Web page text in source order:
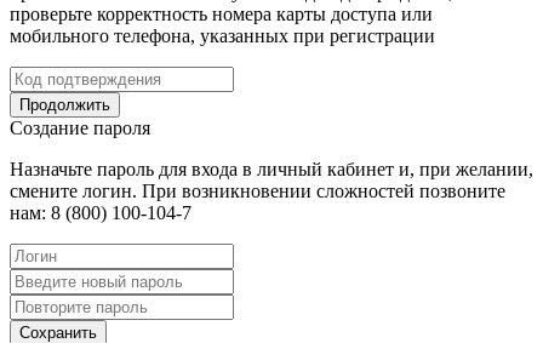
проверьте корректность номера карты доступа или
мобильного телефона, указанных при регистрации
Продолжить
Создание пароля
Назначьте пароль для входа в личный кабинет и, при желании,
смените логин. При возникновении сложностей позвоните
нам: 8 (800) 100-104-7
Сохранить